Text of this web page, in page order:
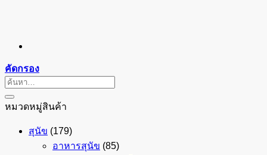
คัดกรอง
ค้นหา:
หมวดหมู่สินค้า
สุนัข (179)
อาหารสุนัข (85)